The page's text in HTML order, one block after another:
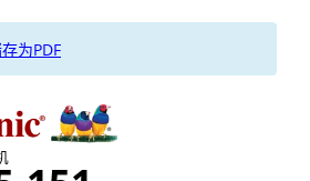
为PDF